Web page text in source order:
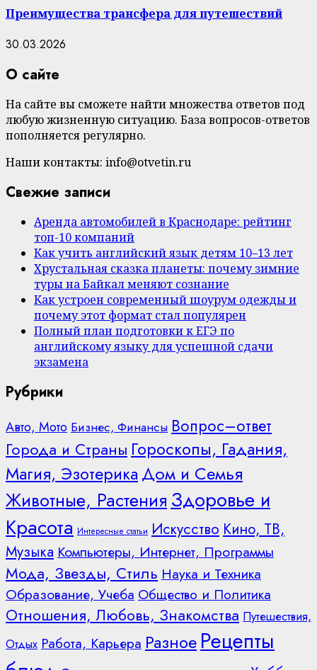
Преимущества трансфера для путешествий
30.03.2026
О сайте
На сайте вы сможете найти множества ответов под
любую жизненную ситуацию. База вопросов-ответов
пополняется регулярно.
Наши контакты: info@otvetin.ru
Свежие записи
Аренда автомобилей в Краснодаре: рейтинг
топ-10 компаний
Как учить английский язык детям 10–13 лет
Хрустальная сказка планеты: почему зимние
туры на Байкал меняют сознание
Как устроен современный шоурум одежды и
почему этот формат стал популярен
Полный план подготовки к ЕГЭ по
английскому языку для успешной сдачи
экзамена
Рубрики
Авто, Мото Бизнес, Финансы Вопрос–ответ
Города и Страны Гороскопы, Гадания,
Магия, Эзотерика Дом и Семья
Животные, Растения Здоровье и
Красота Интересные статьи Искусство Кино, ТВ,
Музыка Компьютеры, Интернет, Программы
Мода, Звезды, Стиль Наука и Техника
Образование, Учеба Общество и Политика
Отношения, Любовь, Знакомства Путешествия,
Отдых Работа, Карьера Разное Рецепты